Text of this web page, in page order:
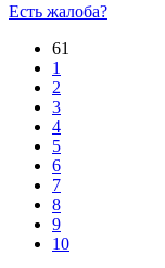
Есть жалоба?
61
1
2
3
4
5
6
7
8
9
10